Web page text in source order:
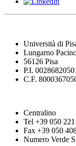
Università di
Lungarno
56126 Pisa
P.I.
C.F.
Centralino
Tel +39 050 221
Fax +39 050
Numero Verde